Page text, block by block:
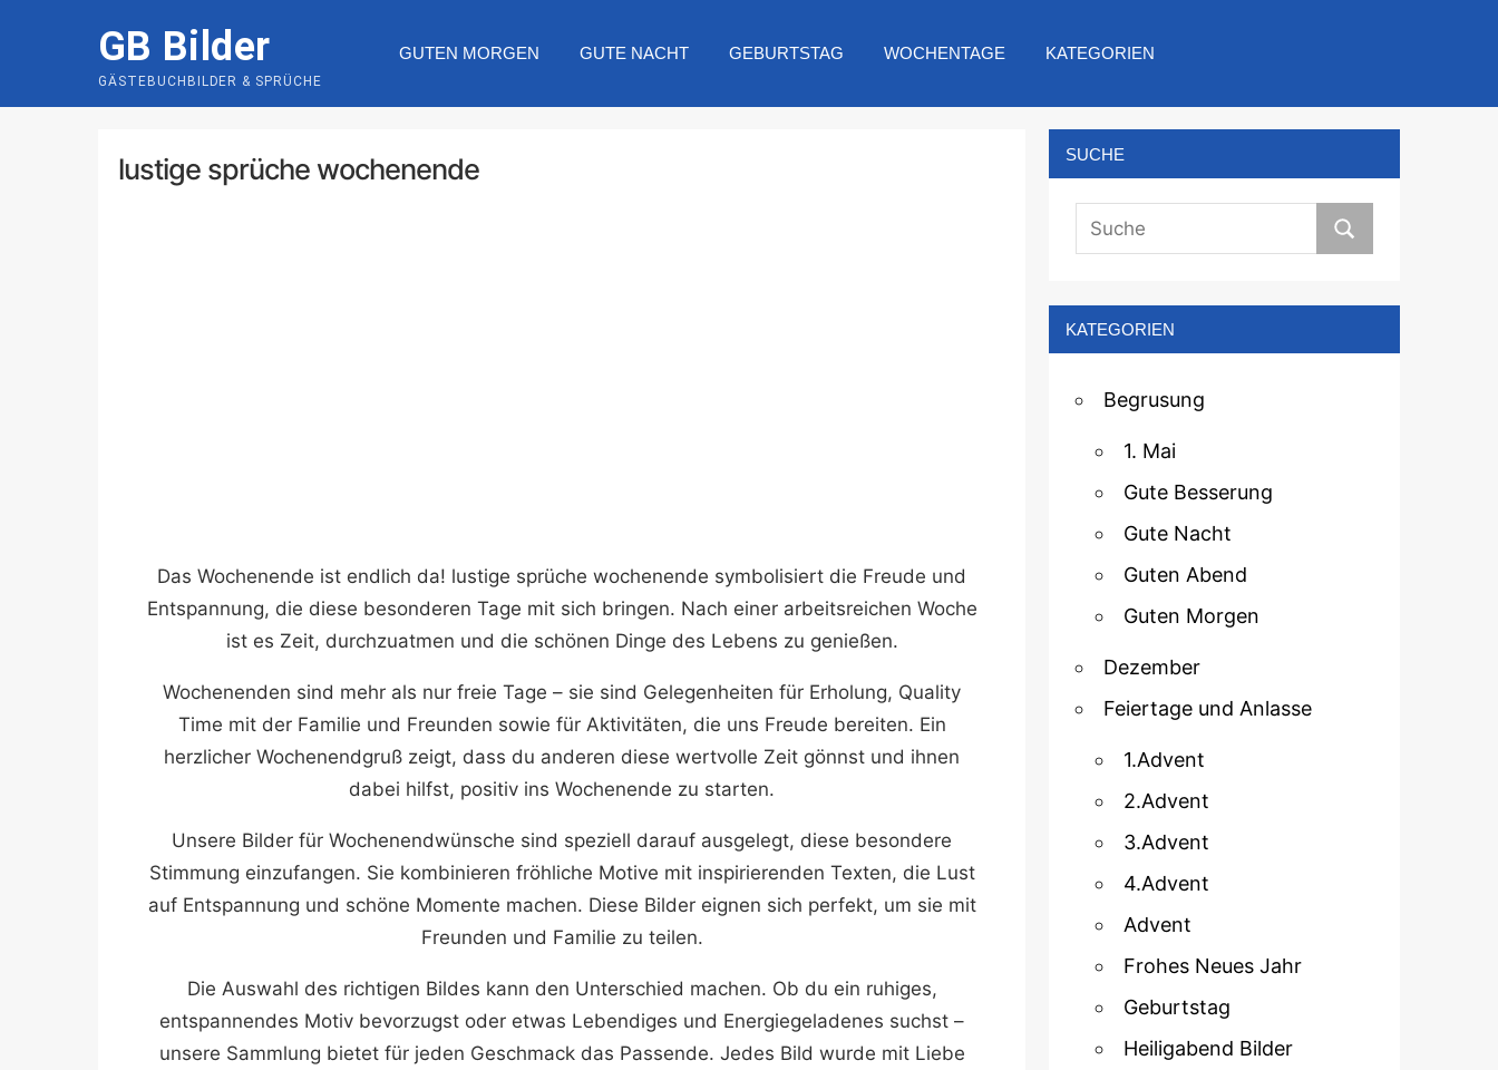
GB Bilder
GÄSTEBUCHBILDER & SPRÜCHE
GUTEN MORGEN GUTE NACHT GEBURTSTAG WOCHENTAGE KATEGORIEN
lustige sprüche wochenende
Das Wochenende ist endlich da! lustige sprüche wochenende symbolisiert die Freude und
Entspannung, die diese besonderen Tage mit sich bringen. Nach einer arbeitsreichen Woche
ist es Zeit, durchzuatmen und die schönen Dinge des Lebens zu genießen.
Wochenenden sind mehr als nur freie Tage – sie sind Gelegenheiten für Erholung, Quality
Time mit der Familie und Freunden sowie für Aktivitäten, die uns Freude bereiten. Ein
herzlicher Wochenendgruß zeigt, dass du anderen diese wertvolle Zeit gönnst und ihnen
dabei hilfst, positiv ins Wochenende zu starten.
Unsere Bilder für Wochenendwünsche sind speziell darauf ausgelegt, diese besondere
Stimmung einzufangen. Sie kombinieren fröhliche Motive mit inspirierenden Texten, die Lust
auf Entspannung und schöne Momente machen. Diese Bilder eignen sich perfekt, um sie mit
Freunden und Familie zu teilen.
Die Auswahl des richtigen Bildes kann den Unterschied machen. Ob du ein ruhiges,
entspannendes Motiv bevorzugst oder etwas Lebendiges und Energiegeladenes suchst –
unsere Sammlung bietet für jeden Geschmack das Passende. Jedes Bild wurde mit Liebe
SUCHE
KATEGORIEN
Begrusung
1. Mai
Gute Besserung
Gute Nacht
Guten Abend
Guten Morgen
Dezember
Feiertage und Anlasse
1.Advent
2.Advent
3.Advent
4.Advent
Advent
Frohes Neues Jahr
Geburtstag
Heiligabend Bilder